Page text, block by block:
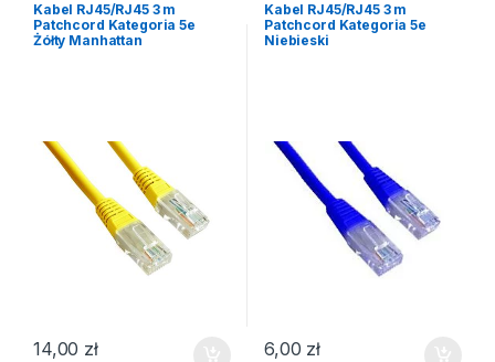
Kabel RJ45/RJ45 3 m
Patchcord Kategoria 5e
Żółty Manhattan
14,00 zł
Kabel RJ45/RJ45 3 m
Patchcord Kategoria 5e
Niebieski
6,00 zł